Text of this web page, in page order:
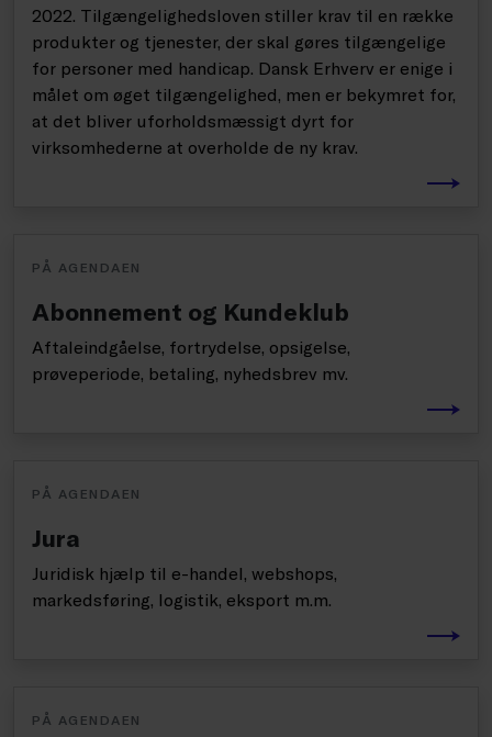
2022. Tilgængelighedsloven stiller krav til en række
produkter og tjenester, der skal gøres tilgængelige
for personer med handicap. Dansk Erhverv er enige i
målet om øget tilgængelighed, men er bekymret for,
at det bliver uforholdsmæssigt dyrt for
virksomhederne at overholde de ny krav.
PÅ AGENDAEN
Abonnement og Kundeklub
Aftaleindgåelse, fortrydelse, opsigelse,
prøveperiode, betaling, nyhedsbrev mv.
PÅ AGENDAEN
Jura
Juridisk hjælp til e-handel, webshops,
markedsføring, logistik, eksport m.m.
PÅ AGENDAEN